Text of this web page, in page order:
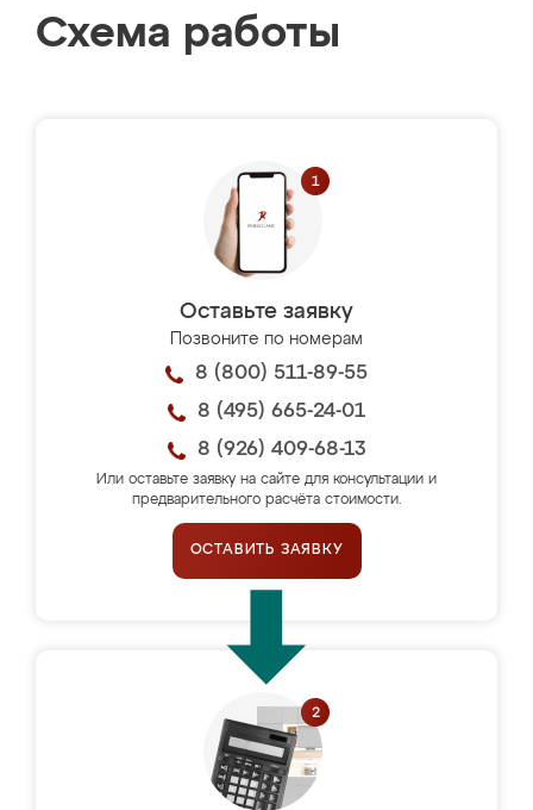
Схема работы
Оставьте заявку
Позвоните по номерам
8 (800) 511-89-55
8 (495) 665-24-01
8 (926) 409-68-13
Или оставьте заявку на сайте для консультации и
предварительного расчёта стоимости.
ОСТАВИТЬ ЗАЯВКУ